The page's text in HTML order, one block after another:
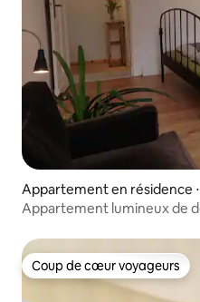
Appartement en résidence
Appartement lumineux de
Coup de cœur voyageurs
Coup de cœur voyageurs